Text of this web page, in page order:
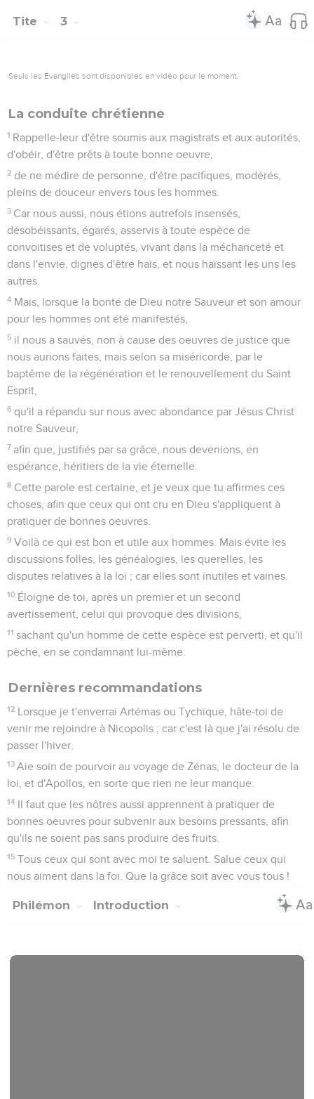
Tite 3
Seuls les Évangiles sont disponibles en vidéo pour le moment.
La conduite chrétienne
1 Rappelle-leur d'être soumis aux magistrats et aux autorités,
d'obéir, d'être prêts à toute bonne oeuvre,
2 de ne médire de personne, d'être pacifiques, modérés,
pleins de douceur envers tous les hommes.
3 Car nous aussi, nous étions autrefois insensés,
désobéissants, égarés, asservis à toute espèce de
convoitises et de voluptés, vivant dans la méchanceté et
dans l'envie, dignes d'être haïs, et nous haïssant les uns les
autres.
4 Mais, lorsque la bonté de Dieu notre Sauveur et son amour
pour les hommes ont été manifestés,
5 il nous a sauvés, non à cause des oeuvres de justice que
nous aurions faites, mais selon sa miséricorde, par le
baptême de la régénération et le renouvellement du Saint
Esprit,
6 qu'il a répandu sur nous avec abondance par Jésus Christ
notre Sauveur,
7 afin que, justifiés par sa grâce, nous devenions, en
espérance, héritiers de la vie éternelle.
8 Cette parole est certaine, et je veux que tu affirmes ces
choses, afin que ceux qui ont cru en Dieu s'appliquent à
pratiquer de bonnes oeuvres.
9 Voilà ce qui est bon et utile aux hommes. Mais évite les
discussions folles, les généalogies, les querelles, les
disputes relatives à la loi ; car elles sont inutiles et vaines.
10 Éloigne de toi, après un premier et un second
avertissement, celui qui provoque des divisions,
11 sachant qu'un homme de cette espèce est perverti, et qu'il
pèche, en se condamnant lui-même.
Dernières recommandations
12 Lorsque je t'enverrai Artémas ou Tychique, hâte-toi de
venir me rejoindre à Nicopolis ; car c'est là que j'ai résolu de
passer l'hiver.
13 Aie soin de pourvoir au voyage de Zénas, le docteur de la
loi, et d'Apollos, en sorte que rien ne leur manque.
14 Il faut que les nôtres aussi apprennent à pratiquer de
bonnes oeuvres pour subvenir aux besoins pressants, afin
qu'ils ne soient pas sans produire des fruits.
15 Tous ceux qui sont avec moi te saluent. Salue ceux qui
nous aiment dans la foi. Que la grâce soit avec vous tous !
Philémon Introduction